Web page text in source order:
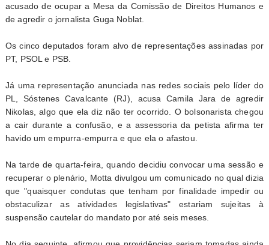
acusado de ocupar a Mesa da Comissão de Direitos Humanos e
de agredir o jornalista Guga Noblat.
Os cinco deputados foram alvo de representações assinadas por
PT, PSOL e PSB.
Já uma representação anunciada nas redes sociais pelo líder do
PL, Sóstenes Cavalcante (RJ), acusa Camila Jara de agredir
Nikolas, algo que ela diz não ter ocorrido. O bolsonarista chegou
a cair durante a confusão, e a assessoria da petista afirma ter
havido um empurra-empurra e que ela o afastou.
Na tarde de quarta-feira, quando decidiu convocar uma sessão e
recuperar o plenário, Motta divulgou um comunicado no qual dizia
que "quaisquer condutas que tenham por finalidade impedir ou
obstaculizar as atividades legislativas" estariam sujeitas à
suspensão cautelar do mandato por até seis meses.